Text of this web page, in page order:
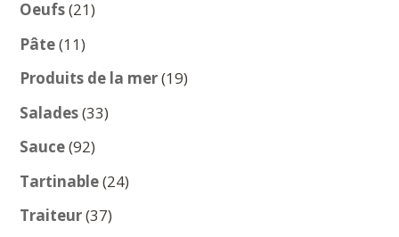
Oeufs 2121
Pâte 1111
produits
Produits de la mer 1919
Salades 3333
Sauce 9292
produits
Tartinable 2424
Traiteur 3737